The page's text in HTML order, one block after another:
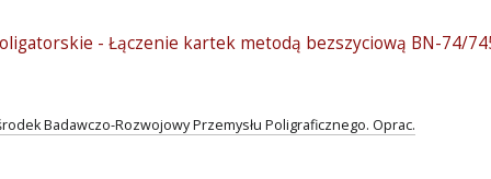
- Łączenie kartek metodą bezszyciową BN-74/
Badawczo-Rozwojowy Przemysłu Poligraficznego. Oprac.